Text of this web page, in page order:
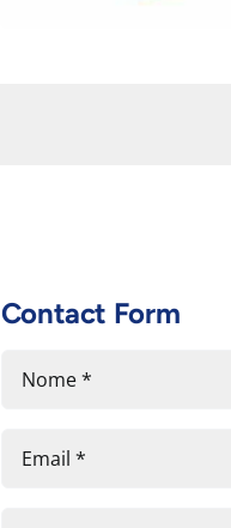
Contact Form